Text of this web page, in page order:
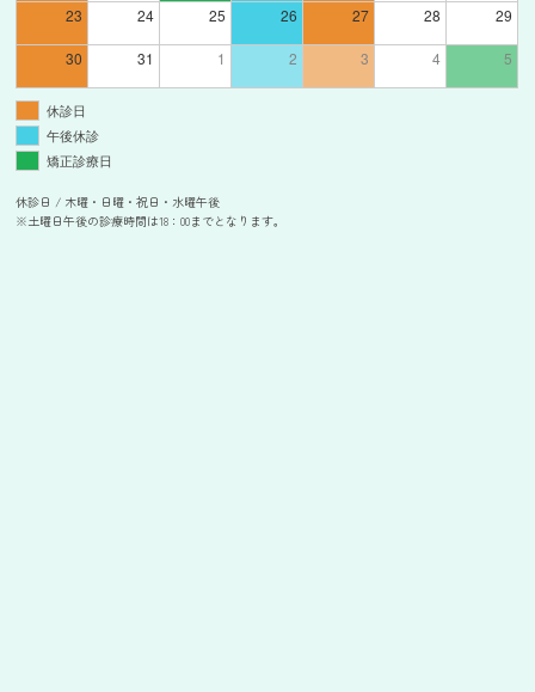
23 24 25 26 27 28 29
30 31 1 2 3 4 5
休診日
午後休診
矯正診療日
休診日 / 木曜・日曜・祝日・水曜午後
※土曜日午後の診療時間は18：00までとなります。